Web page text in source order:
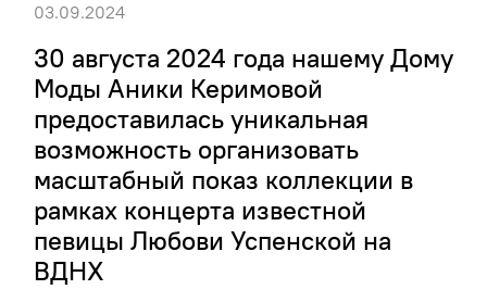
30 августа 2024 года нашему Дому
Моды Аники Керимовой
предоставилась уникальная
возможность организовать
масштабный показ коллекции в
рамках концерта известной
певицы Любови Успенской на
ВДНХ
03.09.2024